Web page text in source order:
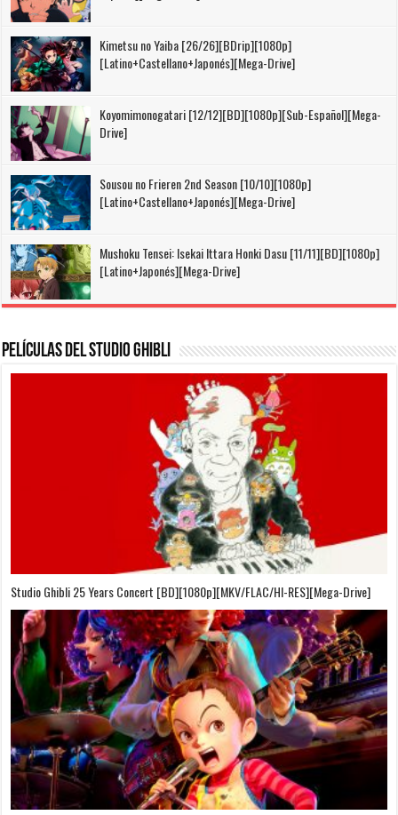
Kimetsu no Yaiba [26/26][BDrip][1080p]
[Latino+Castellano+Japonés][Mega-Drive]
Koyomimonogatari [12/12][BD][1080p][Sub-Español][Mega-
Drive]
Sousou no Frieren 2nd Season [10/10][1080p]
[Latino+Castellano+Japonés][Mega-Drive]
Mushoku Tensei: Isekai Ittara Honki Dasu [11/11][BD][1080p]
[Latino+Japonés][Mega-Drive]
Películas del Studio Ghibli
On Your Mark [OVA][BDrip][1080p][Sub-Español][Sub-English][MEGA]